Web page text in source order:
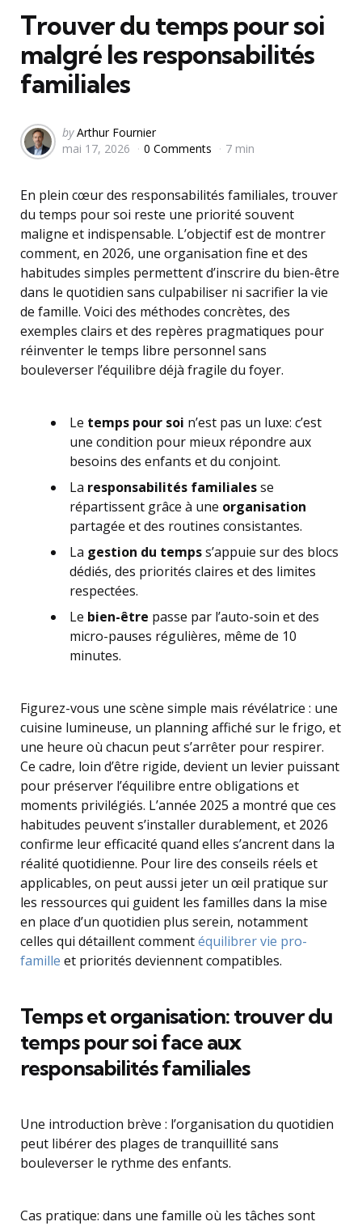
Trouver du temps pour soi
malgré les responsabilités
familiales
Posted
by
by Arthur Fournier
mai 17, 2026
0 Comments 7 min
En plein cœur des responsabilités familiales, trouver
du temps pour soi reste une priorité souvent
maligne et indispensable. L’objectif est de montrer
comment, en 2026, une organisation fine et des
habitudes simples permettent d’inscrire du bien-être
dans le quotidien sans culpabiliser ni sacrifier la vie
de famille. Voici des méthodes concrètes, des
exemples clairs et des repères pragmatiques pour
réinventer le temps libre personnel sans
bouleverser l’équilibre déjà fragile du foyer.
Le temps pour soi n’est pas un luxe: c’est
une condition pour mieux répondre aux
besoins des enfants et du conjoint.
La responsabilités familialesse
répartissent grâce à une organisation
partagée et des routines consistantes.
La gestion du tempss’appuie sur des blocs
dédiés, des priorités claires et des limites
respectées.
Le bien-être passe par l’auto-soin et des
micro-pauses régulières, même de 10
minutes.
Figurez-vous une scène simple mais révélatrice : une
cuisine lumineuse, un planning affiché sur le frigo, et
une heure où chacun peut s’arrêter pour respirer.
Ce cadre, loin d’être rigide, devient un levier puissant
pour préserver l’équilibre entre obligations et
moments privilégiés. L’année 2025 a montré que ces
habitudes peuvent s’installer durablement, et 2026
confirme leur efficacité quand elles s’ancrent dans la
réalité quotidienne. Pour lire des conseils réels et
applicables, on peut aussi jeter un œil pratique sur
les ressources qui guident les familles dans la mise
en place d’un quotidien plus serein, notamment
celles qui détaillent commentéquilibrer vie pro-
famille et priorités deviennent compatibles.
Temps et organisation: trouver du
temps pour soi face aux
responsabilités familiales
Une introduction brève : l’organisation du quotidien
peut libérer des plages de tranquillité sans
bouleverser le rythme des enfants.
Cas pratique: dans une famille où les tâches sont